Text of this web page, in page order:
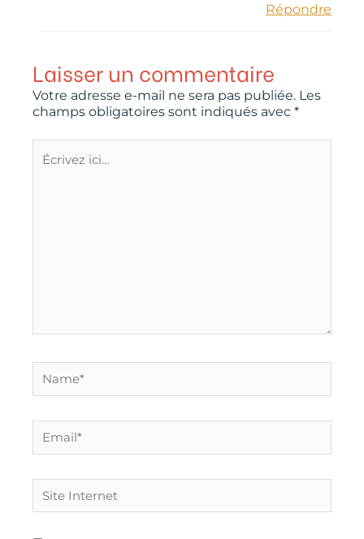
Répondre
Laisser un commentaire
Votre adresse e-mail ne sera pas publiée. Les
champs obligatoires sont indiqués avec *
ici…
Internet